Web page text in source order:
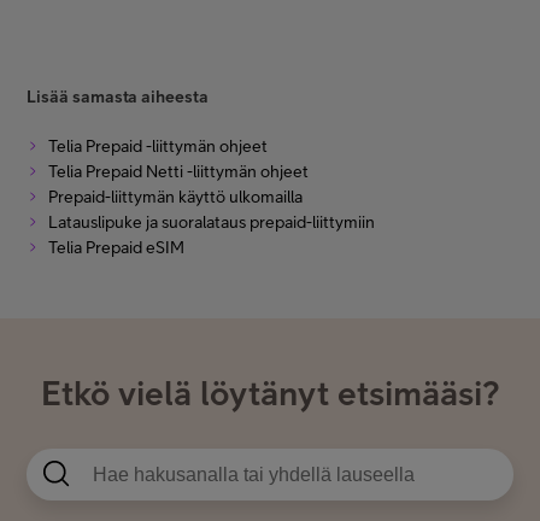
Lisää samasta aiheesta
Telia Prepaid -liittymän ohjeet
Telia Prepaid Netti -liittymän ohjeet
Prepaid-liittymän käyttö ulkomailla
Latauslipuke ja suoralataus prepaid-liittymiin
Telia Prepaid eSIM
Etkö vielä löytänyt etsimääsi?